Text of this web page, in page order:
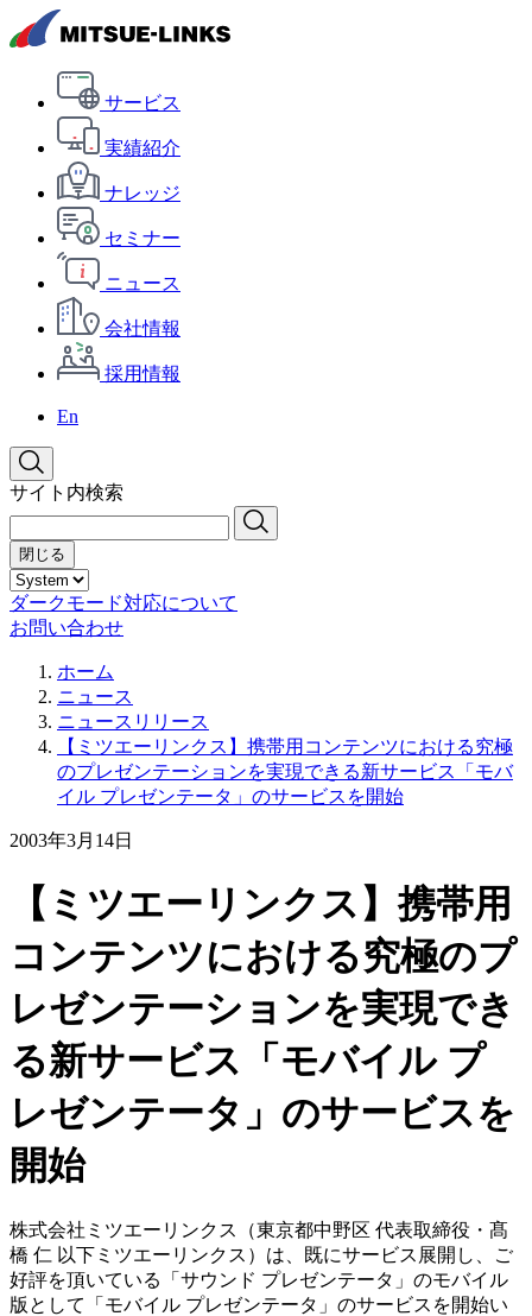
サービス
実績紹介
ナレッジ
セミナー
ニュース
会社情報
採用情報
En
サイト内検索
閉じる
ダークモード対応について
お問い合わせ
ホーム
ニュース
ニュースリリース
【ミツエーリンクス】携帯用コンテンツにおける究極
のプレゼンテーションを実現できる新サービス「モバ
イル プレゼンテータ」のサービスを開始
2003年3月14日
【ミツエーリンクス】携帯用
コンテンツにおける究極のプ
レゼンテーションを実現でき
る新サービス「モバイル プ
レゼンテータ」のサービスを
開始
株式会社ミツエーリンクス（東京都中野区 代表取締役・髙
橋 仁 以下ミツエーリンクス）は、既にサービス展開し、ご
好評を頂いている「サウンド プレゼンテータ」のモバイル
版として「モバイル プレゼンテータ」のサービスを開始い